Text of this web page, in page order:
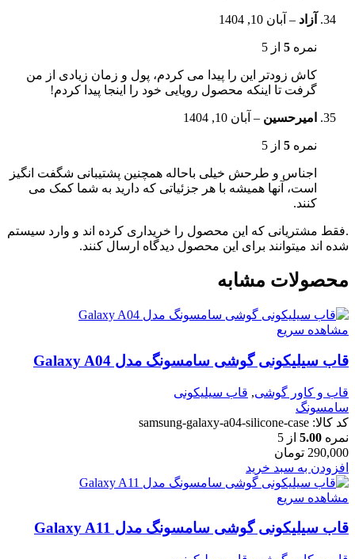
آزاد – آبان 10, 1404
نمره 5 از 5
کاش زودتر این را پیدا می کردم، پول و زمان زیادی از من
گرفت تا اینکه محصول رویایی خود را اینجا پیدا کردم!
امیرحسین – آبان 10, 1404
نمره 5 از 5
اجناس و طرحش خیلی باحاله همچنین پشتیبانی شگفت انگیز
است، آنها همیشه با هر جزئیاتی که دارید به شما کمک می
کنند.
.فقط مشتریانی که این محصول را خریداری کرده اند و وارد سیستم
شده اند میتوانند برای این محصول دیدگاه ارسال کنند.
محصولات مشابه
مشاهده سریع
قاب سیلیکونی گوشی سامسونگ مدل Galaxy A04
قاب و کاور گوشی, قاب سیلیکونی
سامسونگ
کد کالا: samsung-galaxy-a04-silicone-case
نمره 5.00 از 5
290,000 تومان
افزودن به سبد خرید
مشاهده سریع
قاب سیلیکونی گوشی سامسونگ مدل Galaxy A11